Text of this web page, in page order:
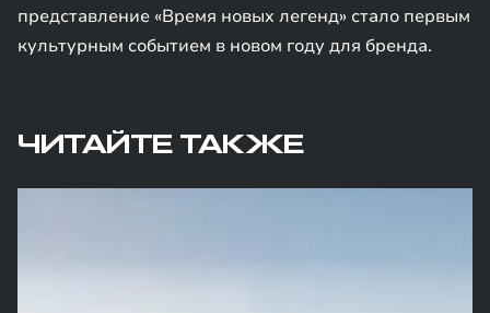
представление «Время новых легенд» стало первым
культурным событием в новом году для бренда.
ЧИТАЙТЕ ТАКЖЕ